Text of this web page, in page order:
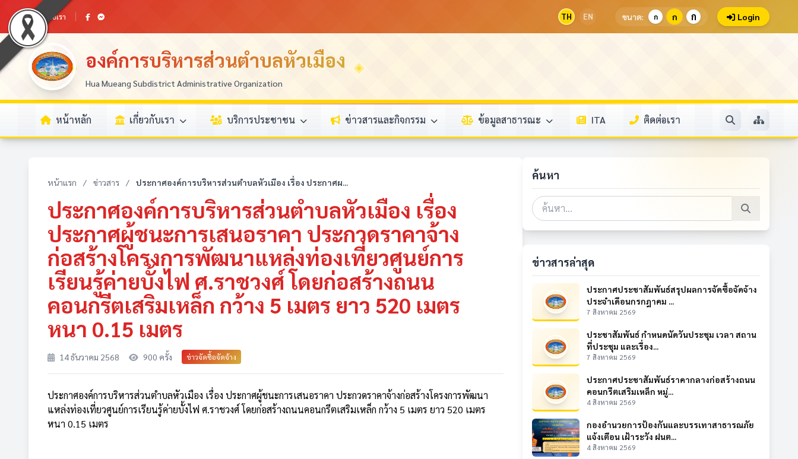
ติดต่อเรา TH EN ขนาด: ก ก ก Login
องค์การบริหารส่วนตำบลหัวเมือง
Hua Mueang Subdistrict Administrative Organization
หน้าหลัก เกี่ยวกับเรา บริการประชาชน ข่าวสารและกิจกรรม ข้อมูลสาธารณะ ITA ติดต่อเรา
หน้าแรก / ข่าวสาร / ประกาศองค์การบริหารส่วนตำบลหัวเมือง เรื่อง ประกาศผ...
ประกาศองค์การบริหารส่วนตำบลหัวเมือง เรื่อง
ประกาศผู้ชนะการเสนอราคา ประกวดราคาจ้าง
ก่อสร้างโครงการพัฒนาแหล่งท่องเที่ยวศูนย์การ
เรียนรู้ค่ายบั้งไฟ ศ.ราชวงศ์ โดยก่อสร้างถนน
คอนกรีตเสริมเหล็ก กว้าง 5 เมตร ยาว 520 เมตร
หนา 0.15 เมตร
14 ธันวาคม 2568 900 ครั้ง ข่าวจัดซื้อจัดจ้าง
ประกาศองค์การบริหารส่วนตำบลหัวเมือง เรื่อง ประกาศผู้ชนะการเสนอราคา ประกวดราคาจ้างก่อสร้างโครงการพัฒนา
แหล่งท่องเที่ยวศูนย์การเรียนรู้ค่ายบั้งไฟ ศ.ราชวงศ์ โดยก่อสร้างถนนคอนกรีตเสริมเหล็ก กว้าง 5 เมตร ยาว 520 เมตร
หนา 0.15 เมตร
ค้นหา
ข่าวสารล่าสุด
ประกาศประชาสัมพันธ์สรุปผลการจัดซื้อจัดจ้าง
ประจำเดือนกรกฎาคม ...
7 สิงหาคม 2569
ประชาสัมพันธ์ กำหนดนัดวันประชุม เวลา สถาน
ที่ประชุม และเรื่อง...
7 สิงหาคม 2569
ประกาศประชาสัมพันธ์ราคากลางก่อสร้างถนน
คอนกรีตเสริมเหล็ก หมู่...
4 สิงหาคม 2569
กองอำนวยการป้องกันและบรรเทาสาธารณภัย
แจ้งเตือน เฝ้าระวัง ฝนต...
4 สิงหาคม 2569